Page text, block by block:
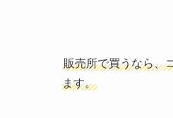
販売所で買うなら、
ます。